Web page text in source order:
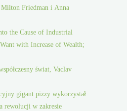
Friedman i Anna
the Cause of Industrial
with Increase of Wealth;
świat, Vaclav
gigant pizzy wykorzystał
rewolucji w zakresie